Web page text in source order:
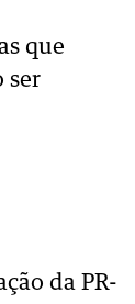
que
ser
da PR-